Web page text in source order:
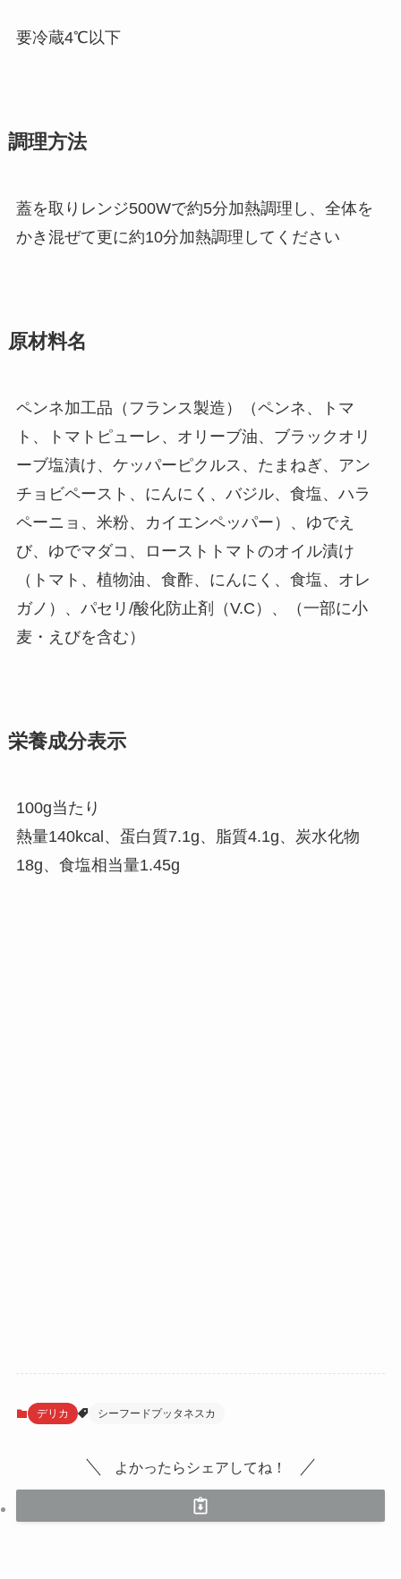
要冷蔵4℃以下
調理方法
蓋を取りレンジ500Wで約5分加熱調理し、全体を
かき混ぜて更に約10分加熱調理してください
原材料名
ペンネ加工品（フランス製造）（ペンネ、トマ
ト、トマトピューレ、オリーブ油、ブラックオリ
ーブ塩漬け、ケッパーピクルス、たまねぎ、アン
チョビペースト、にんにく、バジル、食塩、ハラ
ペーニョ、米粉、カイエンペッパー）、ゆでえ
び、ゆでマダコ、ローストトマトのオイル漬け
（トマト、植物油、食酢、にんにく、食塩、オレ
ガノ）、パセリ/酸化防止剤（V.C）、（一部に小
麦・えびを含む）
栄養成分表示
100g当たり
熱量140kcal、蛋白質7.1g、脂質4.1g、炭水化物
18g、食塩相当量1.45g
デリカ シーフードプッタネスカ
よかったらシェアしてね！